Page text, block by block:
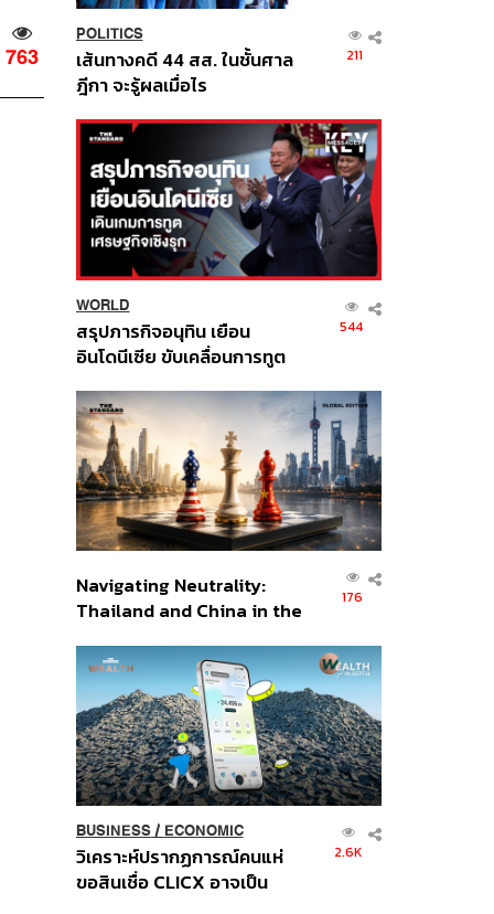
763
POLITICS
เส้นทางคดี 44 สส. ในชั้นศาล
ฎีกา จะรู้ผลเมื่อไร
211
WORLD
สรุปภารกิจอนุทิน เยือน
อินโดนีเซีย ขับเคลื่อนการทูต
ส่วนยุทธศาสตร์ไทย –
อินโดนีเซีย
544
Navigating Neutrality:
Thailand and China in the
Order
176
BUSINESS/ ECONOMIC
วิเคราะห์ปรากฏการณ์คนแห่
ขอสินเชื่อ CLICX อาจเป็น
2.6K